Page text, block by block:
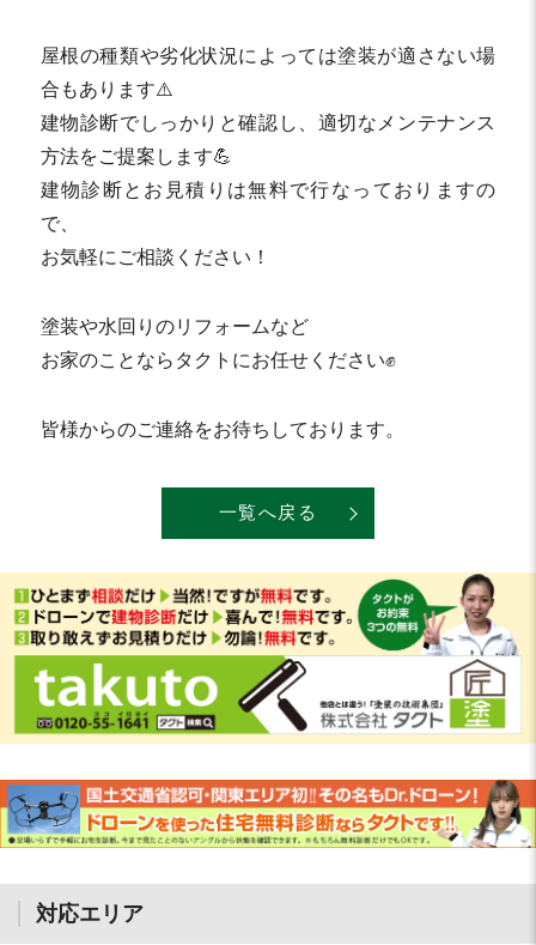
屋根の種類や劣化状況によっては塗装が適さない場
合もあります⚠️
建物診断でしっかりと確認し、適切なメンテナンス
方法をご提案します💪
建物診断とお見積りは無料で行なっておりますの
で、
お気軽にご相談ください！
塗装や水回りのリフォームなど
お家のことならタクトにお任せください✊
皆様からのご連絡をお待ちしております。
一覧へ戻る
対応エリア